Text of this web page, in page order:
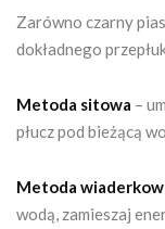
Zarówno czarny
dokładnego
Metoda sitowa –
płucz pod bieżącą
Metoda
wodą, zamieszaj